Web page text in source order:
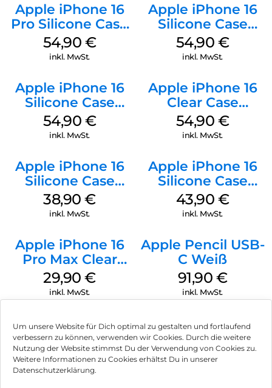
Um unsere Website für Dich optimal zu gestalten und fortlaufend
verbessern zu können, verwenden wir Cookies. Durch die weitere
Nutzung der Website stimmst Du der Verwendung von Cookies zu.
Weitere Informationen zu Cookies erhältst Du in unserer
Datenschutzerklärung.
Apple iPhone 16
Pro Silicone Case
MagSafe Black
54,90 €
inkl. MwSt.
Apple iPhone 16
Silicone Case
MagSafe Black
54,90 €
inkl. MwSt.
Apple iPhone 16
Silicone Case
MagSafe Lake
Green
54,90 €
inkl. MwSt.
Apple iPhone 16
Clear Case
MagSafe
Transparent
54,90 €
inkl. MwSt.
Apple iPhone 16
Silicone Case
MagSafe
Ultramarine
38,90€
inkl. MwSt.
Apple iPhone 16
Silicone Case
MagSafe Plum
43,90 €
inkl. MwSt.
Apple iPhone 16
Pro Max Clear
Case MagSafe
Transparent
29,90€
inkl. MwSt.
Apple Pencil USB-
C Weiß
91,90 €
inkl. MwSt.
Impressum